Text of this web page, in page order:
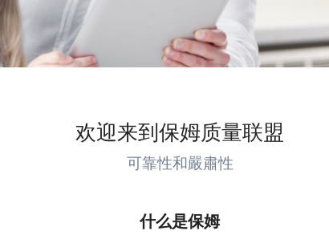
欢迎来到保姆质量联盟
可靠性和嚴肅性
什么是保姆